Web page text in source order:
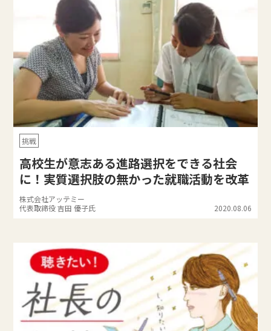
挑戦
高校生が意志ある進路選択をできる社会
に！実質選択肢の無かった就職活動を改革
株式会社アッテミー
代表取締役 吉田 優子氏
2020.08.06